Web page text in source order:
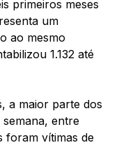
primeiros meses
um
ao mesmo
1.132 até
a maior parte dos
entre
foram vítimas de